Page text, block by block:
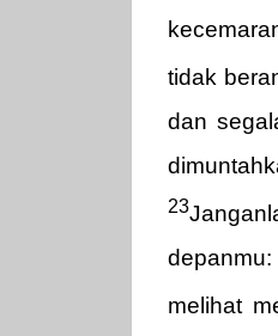
tidak
dan
23
melihat